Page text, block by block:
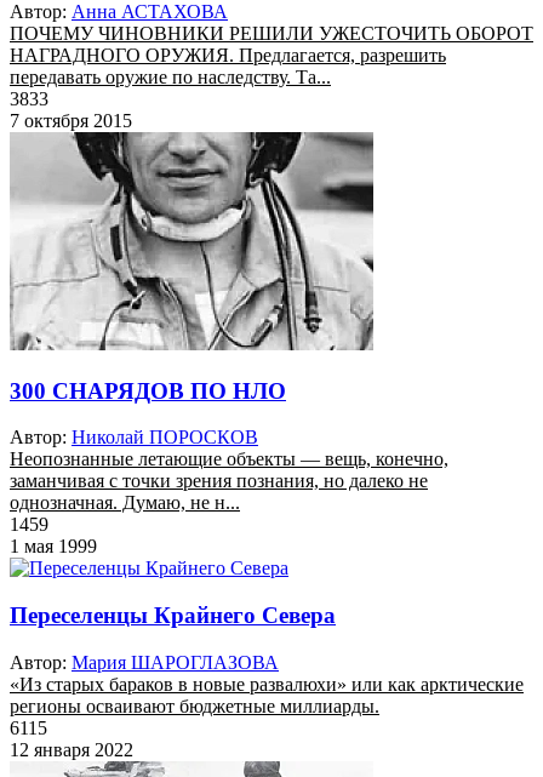
Автор: Анна АСТАХОВА
ПОЧЕМУ ЧИНОВНИКИ РЕШИЛИ УЖЕСТОЧИТЬ ОБОРОТ
НАГРАДНОГО ОРУЖИЯ. Предлагается, разрешить
передавать оружие по наследству. Та...
3833
7 октября 2015
300 СНАРЯДОВ ПО НЛО
Автор: Николай ПОРОСКОВ
Неопознанные летающие объекты — вещь, конечно,
заманчивая с точки зрения познания, но далеко не
однозначная. Думаю, не н...
1459
1 мая 1999
Переселенцы Крайнего Севера
Автор: Мария ШАРОГЛАЗОВА
«Из старых бараков в новые развалюхи» или как арктические
регионы осваивают бюджетные миллиарды.
6115
12 января 2022